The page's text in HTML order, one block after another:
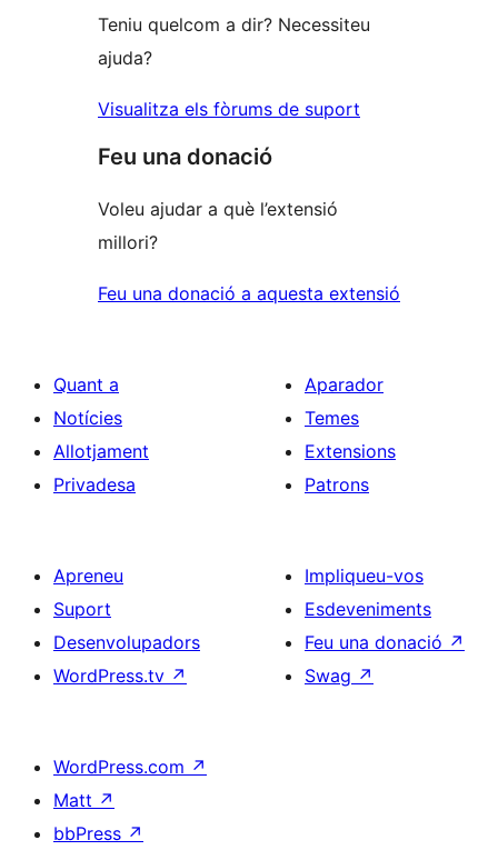
Teniu quelcom a dir? Necessiteu
ajuda?
Visualitza els fòrums de suport
Feu una donació
Voleu ajudar a què l’extensió
millori?
Feu una donació a aquesta extensió
Quant a
Notícies
Allotjament
Privadesa
Aparador
Temes
Extensions
Patrons
Apreneu
Suport
Desenvolupadors
WordPress.tv ↗
Impliqueu-vos
Esdeveniments
Feu una donació ↗
Swag ↗
WordPress.com ↗
Matt ↗
bbPress ↗